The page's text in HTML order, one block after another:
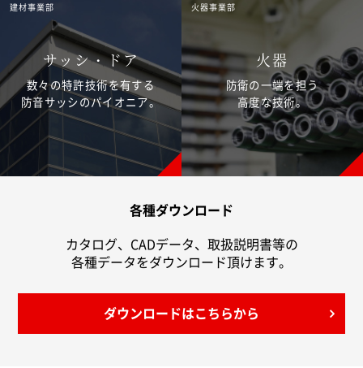
サッシ・ドア
数々の特許技術を有する
防音サッシのパイオニア。
建材事業部
火器
防衛の一端を担う
高度な技術。
火器事業部
各種ダウンロード
カタログ、CADデータ、取扱説明書等の
各種データをダウンロード頂けます。
ダウンロードはこちらから